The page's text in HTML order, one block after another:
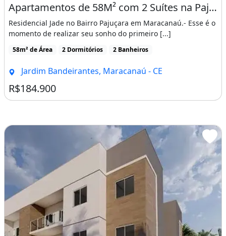
Apartamentos de 58M² com 2 Suítes na Pajuçara, 800 Metros da Ce 060 Proximo a Pre
Residencial Jade no Bairro Pajuçara em Maracanaú.- Esse é o
momento de realizar seu sonho do primeiro [...]
58m² de Área 2 Dormitórios 2 Banheiros
Jardim Bandeirantes, Maracanaú - CE
R$184.900